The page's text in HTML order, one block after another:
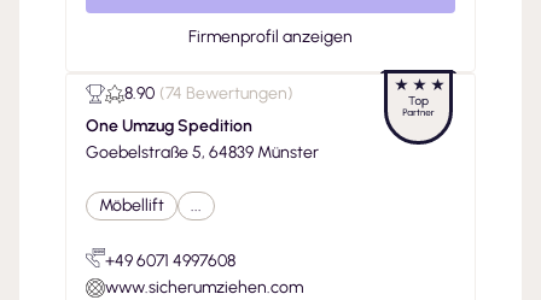
Firmenprofil anzeigen
8.90 (74 Bewertungen)
One Umzug Spedition
Goebelstraße 5, 64839 Münster
Möbellift ...
+49 6071 4997608
www.sicherumziehen.com